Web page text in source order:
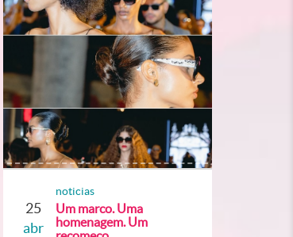
25
abr
noticias
Um marco. Uma
homenagem. Um